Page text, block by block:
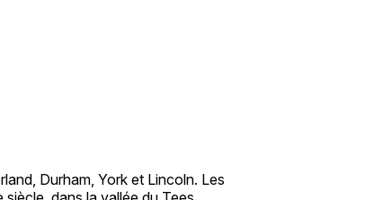
Durham, York et Lincoln. Les